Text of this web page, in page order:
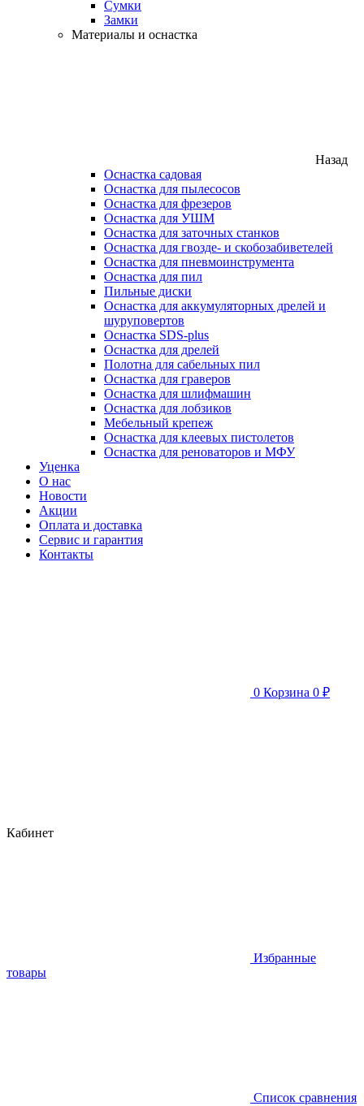
Сумки
Замки
Материалы и оснастка
Назад
Оснастка садовая
Оснастка для пылесосов
Оснастка для фрезеров
Оснастка для УШМ
Оснастка для заточных станков
Оснастка для гвозде- и скобозабиветелей
Оснастка для пневмоинструмента
Оснастка для пил
Пильные диски
Оснастка для аккумуляторных дрелей и
шуруповертов
Оснастка SDS-plus
Оснастка для дрелей
Полотна для сабельных пил
Оснастка для граверов
Оснастка для шлифмашин
Оснастка для лобзиков
Мебельный крепеж
Оснастка для клеевых пистолетов
Оснастка для реноваторов и МФУ
Уценка
О нас
Новости
Акции
Оплата и доставка
Сервис и гарантия
Контакты
0 Корзина 0 ₽
Кабинет
Избранные
товары
Список сравнения